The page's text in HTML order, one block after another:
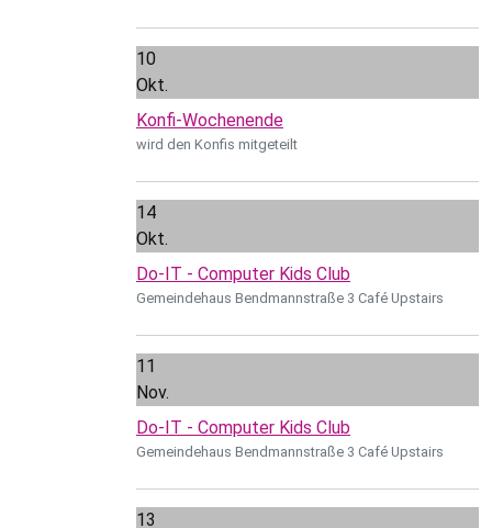
10
Okt.
Konfi-Wochenende
wird den Konfis mitgeteilt
14
Okt.
Do-IT - Computer Kids Club
Gemeindehaus Bendmannstraße 3 Café Upstairs
11
Nov.
Do-IT - Computer Kids Club
Gemeindehaus Bendmannstraße 3 Café Upstairs
13